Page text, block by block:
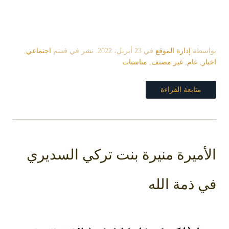
إدارة الموقعفي23 أبريل، 2022 . نشر في قسماجتماعي
,
عام,غير مصنف مناسبات
متابعة القراءة
منيرة بنت تركي السديري
ذمة الله